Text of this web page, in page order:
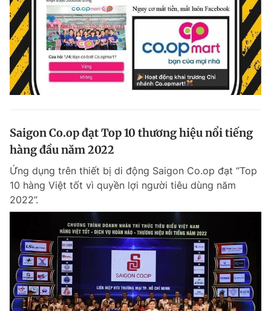
Saigon Co.op đạt Top 10 thương hiệu nổi tiếng
hàng đầu năm 2022
Ứng dụng trên thiết bị di động Saigon Co.op đạt “Top
10 hàng Việt tốt vì quyền lợi người tiêu dùng năm
2022”.